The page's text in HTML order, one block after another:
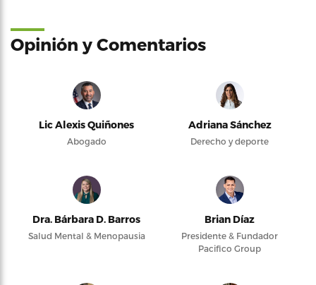
Opinión y Comentarios
Lic Alexis Quiñones
Abogado
Adriana Sánchez
Derecho y deporte
Dra. Bárbara D. Barros
Salud Mental & Menopausia
Brian Díaz
Presidente & Fundador
Pacifico Group